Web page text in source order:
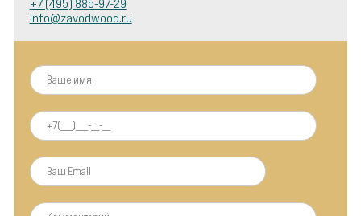
+7 (495) 885-97-29
info@zavodwood.ru